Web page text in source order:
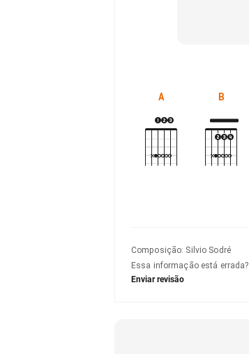
A B
Composição: Silvio Sodré
Essa informação está errada?
Enviar revisão